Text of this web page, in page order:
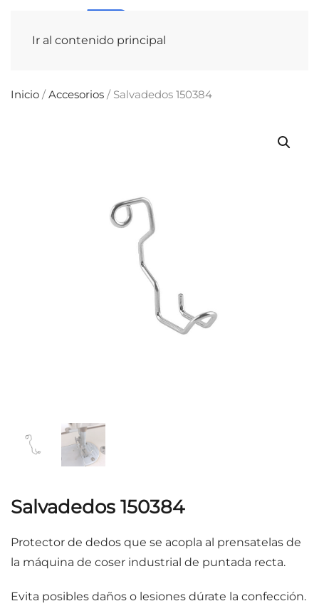
Ir al contenido principal
Inicio /Accesorios / Salvadedos 150384
Salvadedos 150384
Protector de dedos que se acopla al prensatelas de
la máquina de coser industrial de puntada recta.
Evita posibles daños o lesiones dúrate la confección.